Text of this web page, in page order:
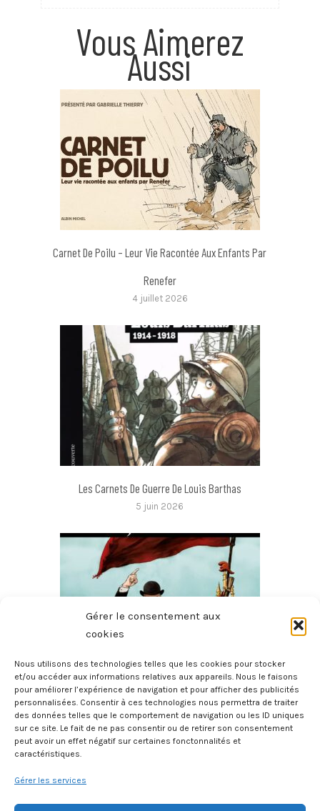
Gérer le consentement aux
cookies
Nous utilisons des technologies telles que les cookies pour stocker
et/ou accéder aux informations relatives aux appareils. Nous le faisons
pour améliorer l’expérience de navigation et pour afficher des publicités
personnalisées. Consentir à ces technologies nous permettra de traiter
des données telles que le comportement de navigation ou les ID uniques
sur ce site. Le fait de ne pas consentir ou de retirer son consentement
peut avoir un effet négatif sur certaines fonctonnalités et
caractéristiques.
Gérer les services
Vous Aimerez
Aussi
Carnet De Poilu – Leur Vie Racontée Aux Enfants Par
Renefer
4 juillet 2026
Les Carnets De Guerre De Louis Barthas
5 juin 2026
Jaurès
3 juin 2026